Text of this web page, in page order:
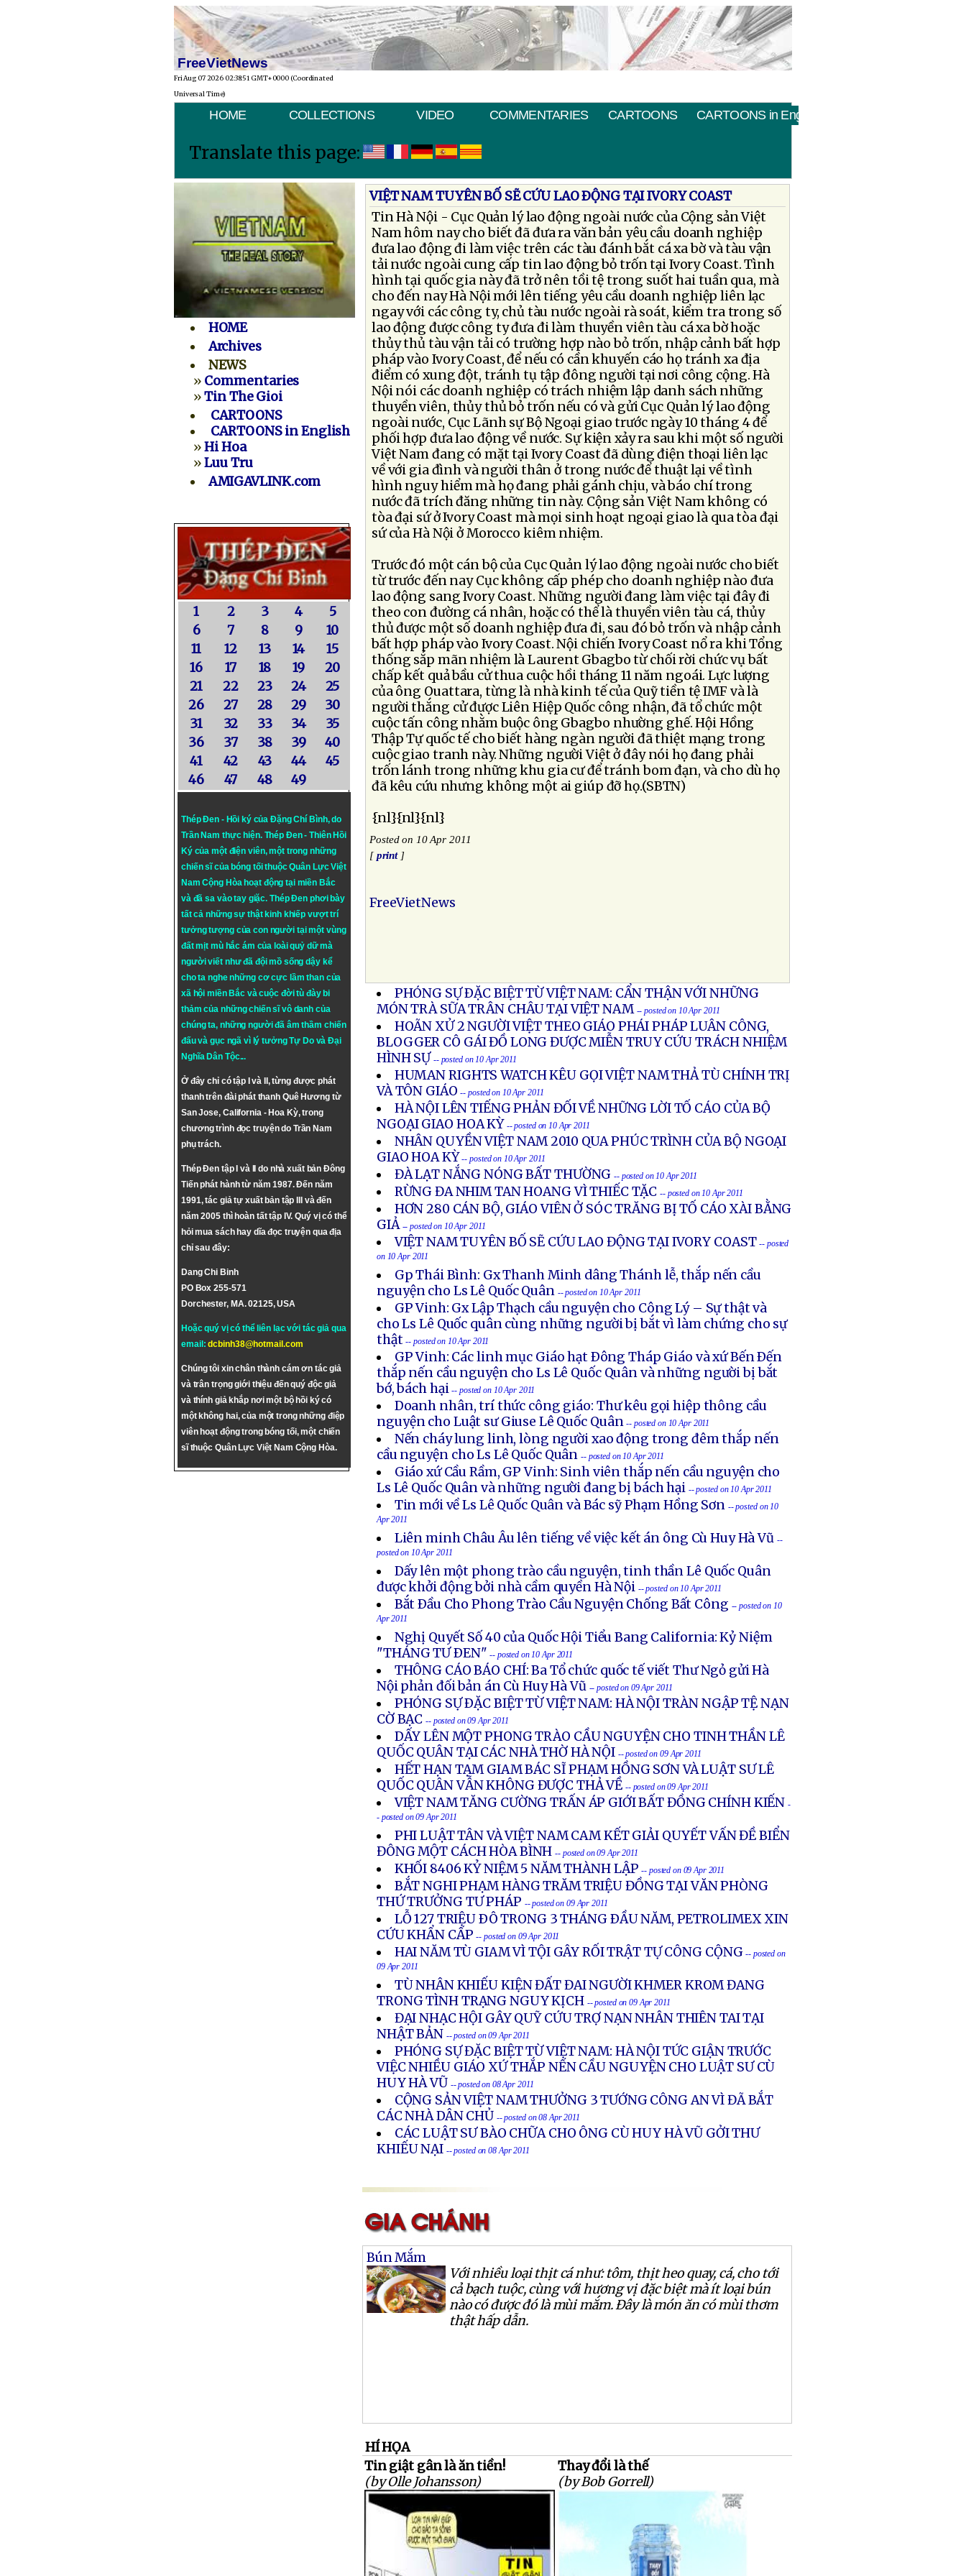
FreeVietNews
Fri Aug 07 2026 02:38:51 GMT+0000 (Coordinated
Universal Time)
HOME COLLECTIONS VIDEO COMMENTARIES CARTOONS CARTOONS in English
Translate this page:
HOME
Archives
NEWS
» Commentaries
»Tin The Gioi
CARTOONS
CARTOONS in English
»Hi Hoa
»Luu Tru
AMIGAVLINK.com
1 2 3 4
5
6
7 8 9
10
11
12 13 14
15
16
17 18 19
20
21
22 23 24
25
26
27 28 29
30
31
32 33 34
35
36
37 38 39
40
41
42 43 44
45
46
47 48 49
Thép Đen - Hồi ký của Đặng Chí Bình, do
Trần Nam thực hiện. Thép Đen- Thiên Hồi
Ký của một điện viên, một trong những
chiến sĩ của bóng tối thuộc Quân Lực Việt
Nam Cộng Hòa hoạt động tại miền Bắc
và đã sa vào tay giặc. Thép Đen phơi bày
tất cả những sự thật kinh khiếp vượt trí
tưởng tượng của con người tại một vùng
đất mịt mù hắc ám của loài quỷ dữ mà
người viết như đã đội mồ sống dậy kể
cho ta nghe những cơ cực lầm than của
xã hội miền Bắc và cuộc đời tù đày bi
thảm của những chiến sĩ vô danh của
chúng ta, những người đã âm thầm chiến
đấu và gục ngã vì lý tưởngTự DovàĐại
Nghĩa Dân Tộc...
Ở đây chỉ có tập I và II, từng được phát
thanh trên đài phát thanh Quê Hương từ
San Jose, California - Hoa Kỳ, trong
chương trình đọc truyện do Trần Nam
phụ trách.
Thép Đen tập I và II do nhà xuất bản Đông
Tiến phát hành từ năm 1987. Đến năm
1991, tác giả tự xuất bản tập III và đến
năm 2005 thì hoàn tất tập IV. Quý vị có thể
hỏi mua sách hay dĩa đọc truyện qua địa
chỉ sau đây:
Dang Chi Binh
PO Box 255-571
Dorchester, MA. 02125, USA
Hoặc quý vị có thể liên lạc với tác giả qua
email:dcbinh38@hotmail.com
Chúng tôi xin chân thành cám ơn tác giả
và trân trọng giới thiệu đến quý độc giả
và thính giả khắp nơi một bộ hồi ký có
một không hai, của một trong những điệp
viên hoạt động trong bóng tối, một chiến
sĩ thuộc Quân Lực Việt Nam Cộng Hòa.
VIỆT NAM TUYÊN BỐ SẼ CỨU LAO ÐỘNG TẠI IVORY COAST
Tin Hà Nội - Cục Quản lý lao động ngoài nước của Cộng sản Việt
Nam hôm nay cho biết đã đưa ra văn bản yêu cầu doanh nghiệp
đưa lao động đi làm việc trên các tàu đánh bắt cá xa bờ và tàu vận
tải nước ngoài cung cấp tin lao động bỏ trốn tại Ivory Coast. Tình
hình tại quốc gia này đã trở nên tồi tệ trong suốt hai tuần qua, mà
cho đến nay Hà Nội mới lên tiếng yêu cầu doanh nghiệp liên lạc
ngay với các công ty, chủ tàu nước ngoài rà soát, kiểm tra trong số
lao động được công ty đưa đi làm thuyền viên tàu cá xa bờ hoặc
thủy thủ tàu vận tải có trường hợp nào bỏ trốn, nhập cảnh bất hợp
pháp vào Ivory Coast, để nếu có cần khuyến cáo họ tránh xa địa
điểm có xung đột, tránh tụ tập đông người tại nơi công cộng. Hà
Nội nói các doanh nghiệp có trách nhiệm lập danh sách những
thuyền viên, thủy thủ bỏ trốn nếu có và gửi Cục Quản lý lao động
ngoài nước, Cục Lãnh sự Bộ Ngoại giao trước ngày 10 tháng 4 để
phối hợp đưa lao động về nước. Sự kiện xảy ra sau khi một số người
Việt Nam đang có mặt tại Ivory Coast đã dùng điện thoại liên lạc
về với gia đình và người thân ở trong nước để thuật lại về tình
hình nguy hiểm mà họ đang phải gánh chịu, và báo chí trong
nước đã trích đăng những tin này. Cộng sản Việt Nam không có
tòa đại sứ ở Ivory Coast mà mọi sinh hoạt ngoại giao là qua tòa đại
sứ của Hà Nội ở Morocco kiêm nhiệm.
Trước đó một cán bộ của Cục Quản lý lao động ngoài nước cho biết
từ trước đến nay Cục không cấp phép cho doanh nghiệp nào đưa
lao động sang Ivory Coast. Những người đang làm việc tại đây đi
theo con đường cá nhân, hoặc có thể là thuyền viên tàu cá, thủy
thủ được một số doanh nghiệp đưa đi, sau đó bỏ trốn và nhập cảnh
bất hợp pháp vào Ivory Coast. Nội chiến Ivory Coast nổ ra khi Tổng
thống sắp mãn nhiệm là Laurent Gbagbo từ chối rời chức vụ bất
chấp kết quả bầu cử thua cuộc hồi tháng 11 năm ngoái. Lực lượng
của ông Ouattara, từng là nhà kinh tế của Quỹ tiền tệ IMF và là
người thắng cử được Liên Hiệp Quốc công nhận, đã tổ chức một
cuộc tấn công nhằm buộc ông Gbagbo nhường ghế. Hội Hồng
Thập Tự quốc tế cho biết hàng ngàn người đã thiệt mạng trong
cuộc giao tranh này. Những người Việt ở đây nói họ đang phải
trốn lánh trong những khu gia cư để tránh bom đạn, và cho dù họ
đã kêu cứu nhưng không một ai giúp đỡ họ.(SBTN)
{nl}{nl}{nl}
Posted on 10 Apr 2011
[print]
FreeVietNews
PHÓNG SỰ ÐẶC BIỆT TỪ VIỆT NAM: CẨN THẬN VỚI NHỮNG
MÓN TRÀ SỮA TRÂN CHÂU TẠI VIỆT NAM -- posted on 10 Apr 2011
HOÃN XỬ 2 NGƯỜI VIỆT THEO GIÁO PHÁI PHÁP LUÂN CÔNG,
BLOGGER CÔ GÁI ĐỒ LONG ĐƯỢC MIỄN TRUY CỨU TRÁCH NHIỆM
HÌNH SỰ -- posted on 10 Apr 2011
HUMAN RIGHTS WATCH KÊU GỌI VIỆT NAM THẢ TÙ CHÍNH TRỊ
VÀ TÔN GIÁO-- posted on 10 Apr 2011
HÀ NỘI LÊN TIẾNG PHẢN ĐỐI VỀ NHỮNG LỜI TỐ CÁO CỦA BỘ
NGOẠI GIAO HOA KỲ -- posted on 10 Apr 2011
NHÂN QUYỀN VIỆT NAM 2010 QUA PHÚC TRÌNH CỦA BỘ NGOẠI
GIAO HOA KỲ -- posted on 10 Apr 2011
ĐÀ LẠT NẮNG NÓNG BẤT THƯỜNG -- posted on 10 Apr 2011
RỪNG ĐA NHIM TAN HOANG VÌ THIẾC TẶC-- posted on 10 Apr 2011
HƠN 280 CÁN BỘ, GIÁO VIÊN Ở SÓC TRĂNG BỊ TỐ CÁO XÀI BẰNG
GIẢ -- posted on 10 Apr 2011
VIỆT NAM TUYÊN BỐ SẼ CỨU LAO ĐỘNG TẠI IVORY COAST -- posted
on 10 Apr 2011
Gp Thái Bình: Gx Thanh Minh dâng Thánh lễ, thắp nến cầu
nguyện cho Ls Lê Quốc Quân -- posted on 10 Apr 2011
GP Vinh: Gx Lập Thạch cầu nguyện cho Công Lý – Sự thật và
cho Ls Lê Quốc quân cùng những người bị bắt vì làm chứng cho sự
thật-- posted on 10 Apr 2011
GP Vinh: Các linh mục Giáo hạt Ðông Tháp Giáo và xứ Bến Ðến
thắp nến cầu nguyện cho Ls Lê Quốc Quân và những người bị bắt
bớ, bách hại-- posted on 10 Apr 2011
Doanh nhân, trí thức công giáo: Thư kêu gọi hiệp thông cầu
nguyện cho Luật sư Giuse Lê Quốc Quân-- posted on 10 Apr 2011
Nến cháy lung linh, lòng người xao động trong đêm thắp nến
cầu nguyện cho Ls Lê Quốc Quân-- posted on 10 Apr 2011
Giáo xứ Cầu Rầm, GP Vinh: Sinh viên thắp nến cầu nguyện cho
Ls Lê Quốc Quân và những người đang bị bách hại -- posted on 10 Apr 2011
Tin mới về Ls Lê Quốc Quân và Bác sỹ Phạm Hồng Sơn -- posted on 10
Apr 2011
Liên minh Châu Âu lên tiếng về việc kết án ông Cù Huy Hà Vũ --
posted on 10 Apr 2011
Dấy lên một phong trào cầu nguyện, tinh thần Lê Quốc Quân
được khởi động bởi nhà cầm quyền Hà Nội -- posted on 10 Apr 2011
Bắt Ðầu Cho Phong Trào Cầu Nguyện Chống Bất Công -- posted on 10
Apr 2011
Nghị Quyết Số 40 của Quốc Hội Tiểu Bang California: Kỷ Niệm
"THÁNG TƯ ÐEN" -- posted on 10 Apr 2011
THÔNG CÁO BÁO CHÍ: Ba Tổ chức quốc tế viết Thư Ngỏ gửi Hà
Nội phản đối bản án Cù Huy Hà Vũ -- posted on 09 Apr 2011
PHÓNG SỰ ÐẶC BIỆT TỪ VIỆT NAM: HÀ NỘI TRÀN NGẬP TỆ NẠN
CỜ BẠC -- posted on 09 Apr 2011
DẤY LÊN MỘT PHONG TRÀO CẦU NGUYỆN CHO TINH THẦN LÊ
QUỐC QUÂN TẠI CÁC NHÀ THỜ HÀ NỘI -- posted on 09 Apr 2011
HẾT HẠN TẠM GIAM BÁC SĨ PHẠM HỒNG SƠN VÀ LUẬT SƯ LÊ
QUỐC QUÂN VẪN KHÔNG ĐƯỢC THẢ VỀ -- posted on 09 Apr 2011
VIỆT NAM TĂNG CƯỜNG TRẤN ÁP GIỚI BẤT ĐỒNG CHÍNH KIẾN -
- posted on 09 Apr 2011
PHI LUẬT TÂN VÀ VIỆT NAM CAM KẾT GIẢI QUYẾT VẤN ĐỀ BIỂN
ĐÔNG MỘT CÁCH HÒA BÌNH -- posted on 09 Apr 2011
KHỐI 8406 KỶ NIỆM 5 NĂM THÀNH LẬP -- posted on 09 Apr 2011
BẮT NGHI PHẠM HÀNG TRĂM TRIỆU ĐỒNG TẠI VĂN PHÒNG
THỨ TRƯỞNG TƯ PHÁP -- posted on 09 Apr 2011
LỖ 127 TRIỆU ÐÔ TRONG 3 THÁNG ÐẦU NĂM, PETROLIMEX XIN
CỨU KHẨN CẤP -- posted on 09 Apr 2011
HAI NĂM TÙ GIAM VÌ TỘI GÂY RỐI TRẬT TỰ CÔNG CỘNG-- posted on
09 Apr 2011
TÙ NHÂN KHIẾU KIỆN ĐẤT ĐAI NGƯỜI KHMER KROM ĐANG
TRONG TÌNH TRẠNG NGUY KỊCH -- posted on 09 Apr 2011
ĐẠI NHẠC HỘI GÂY QUỸ CỨU TRỢ NẠN NHÂN THIÊN TAI TẠI
NHẬT BẢN -- posted on 09 Apr 2011
PHÓNG SỰ ĐẶC BIỆT TỪ VIỆT NAM: HÀ NỘI TỨC GIẬN TRƯỚC
VIỆC NHIỀU GIÁO XỨ THẮP NẾN CẦU NGUYỆN CHO LUẬT SƯ CÙ
HUY HÀ VŨ -- posted on 08 Apr 2011
CỘNG SẢN VIỆT NAM THƯỞNG 3 TƯỚNG CÔNG AN VÌ ĐÃ BẮT
CÁC NHÀ DÂN CHỦ -- posted on 08 Apr 2011
CÁC LUẬT SƯ BÀO CHỮA CHO ÔNG CÙ HUY HÀ VŨ GỞI THƯ
KHIẾU NẠI -- posted on 08 Apr 2011
Bún Mắm
Với nhiều loại thịt cá như: tôm, thịt heo quay, cá, cho tới
cả bạch tuộc, cùng với hương vị đặc biệt mà ít loại bún
nào có được đó là mùi mắm. Đây là món ăn có mùi thơm
thật hấp dẫn.
HÍ HỌA
Tin giật gân là ăn tiền!
(by Olle Johansson)
Thay đổi là thế
(by Bob Gorrell)